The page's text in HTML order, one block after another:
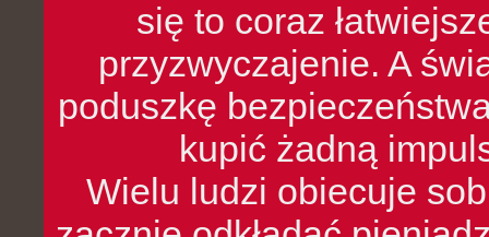
się to coraz
przyzwyczajenie. A
poduszkę
kupić żadną
Wielu ludzi obiecuje